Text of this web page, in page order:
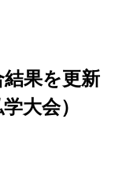
果を更新
大会）